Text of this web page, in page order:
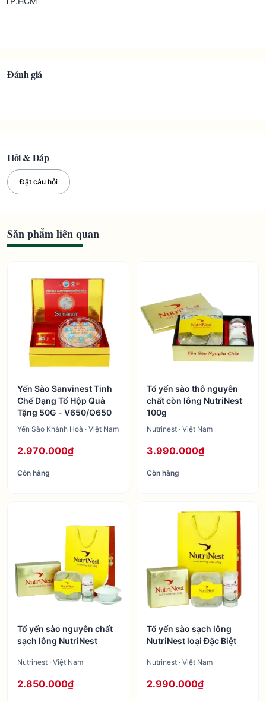
Đánh giá
Hỏi & Đáp
Đặt câu hỏi
Sản phẩm liên quan
Yến Sào Sanvinest Tinh
Chế Dạng Tổ Hộp Quà
Tặng 50G - V650/Q650
Yến Sào Khánh Hoà · Việt Nam
2.970.000₫
Còn hàng
Tổ yến sào thô nguyên
chất còn lông NutriNest
100g
Nutrinest · Việt Nam
3.990.000₫
Còn hàng
Tổ yến sào nguyên chất
sạch lông NutriNest
Nutrinest · Việt Nam
2.850.000₫
Tổ yến sào sạch lông
NutriNest loại Đặc Biệt
Nutrinest · Việt Nam
2.990.000₫